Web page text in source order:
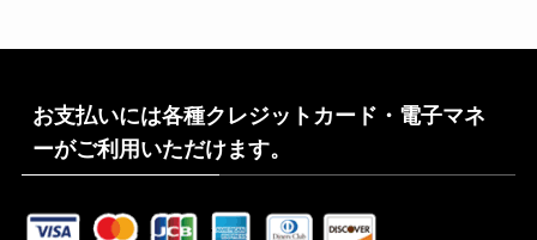
お支払いには各種クレジットカード・電子マネ
ーがご利用いただけます。